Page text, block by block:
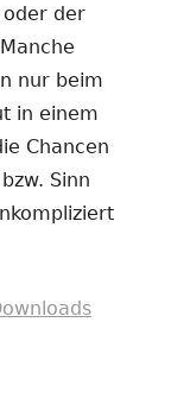
der
nur beim
in einem
Chancen
Sinn